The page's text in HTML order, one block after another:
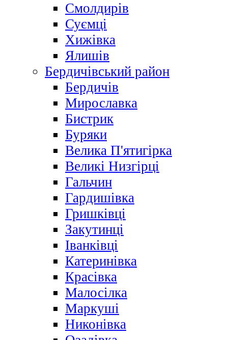
Смолдирів
Суємці
Хижівка
Ялишів
Бердичівський район
Бердичів
Мирославка
Бистрик
Буряки
Велика П'ятигірка
Великі Низгірці
Гальчин
Гардишівка
Гришківці
Закутинці
Іванківці
Катеринівка
Красівка
Малосілка
Маркуші
Никонівка